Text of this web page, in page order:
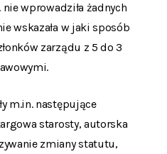
wprowadziła żadnych
wskazała w jaki sposób
zarządu z 5 do 3
m.in. następujące
starosty, autorska
zmiany statutu,